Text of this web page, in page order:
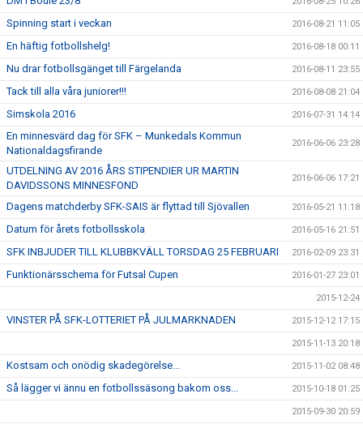
Spinning start i veckan 2016-08-21 11:05
En häftig fotbollshelg! 2016-08-18 00:11
Nu drar fotbollsgänget till Färgelanda 2016-08-11 23:55
Tack till alla våra juniorer!!! 2016-08-08 21:04
Simskola 2016 2016-07-31 14:14
En minnesvärd dag för SFK – Munkedals Kommun
Nationaldagsfirande
2016-06-06 23:28
UTDELNING AV 2016 ÅRS STIPENDIER UR MARTIN
DAVIDSSONS MINNESFOND
2016-06-06 17:21
Dagens matchderby SFK-SAIS är flyttad till Sjövallen 2016-05-21 11:18
Datum för årets fotbollsskola 2016-05-16 21:51
SFK INBJUDER TILL KLUBBKVÄLL TORSDAG 25 FEBRUARI 2016-02-09 23:31
Funktionärsschema för Futsal Cupen 2016-01-27 23:01
2015-12-24
VINSTER PÅ SFK-LOTTERIET PÅ JULMARKNADEN 2015-12-12 17:15
2015-11-13 20:18
Kostsam och onödig skadegörelse... 2015-11-02 08:48
Så lägger vi ännu en fotbollssäsong bakom oss... 2015-10-18 01:25
2015-09-30 20:59